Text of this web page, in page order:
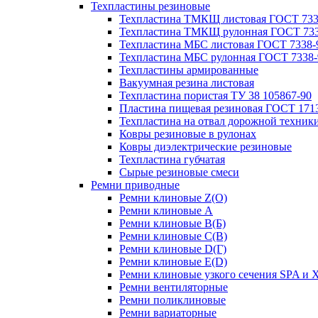
Техпластины резиновые
Техпластина ТМКЩ листовая ГОСТ
Техпластина ТМКЩ рулонная ГОСТ
Техпластина МБС листовая ГОСТ 7338-
Техпластина МБС рулонная ГОСТ
Техпластины армированные
Вакуумная резина листовая
Техпластина пористая ТУ 38 105867-90
Пластина пищевая резиновая ГОСТ
Техпластина на отвал дорожной
Ковры резиновые в рулонах
Ковры диэлектрические резиновые
Техпластина губчатая
Сырые резиновые смеси
Ремни приводные
Ремни клиновые Z(О)
Ремни клиновые A
Ремни клиновые B(Б)
Ремни клиновые C(В)
Ремни клиновые D(Г)
Ремни клиновые Е(D)
Ремни клиновые узкого сечения SPA и
Ремни вентиляторные
Ремни поликлиновые
Ремни вариаторные